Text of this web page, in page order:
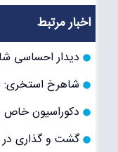
اخبار مرتبط
دیدار احساسی
شاهرخ استخری:
دکوراسیون خاص
گشت و گذاری